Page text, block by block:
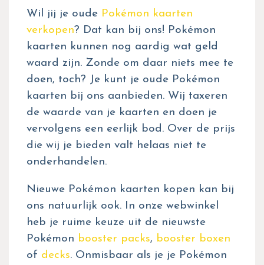
Wil jij je oude Pokémon kaarten
verkopen? Dat kan bij ons! Pokémon
kaarten kunnen nog aardig wat geld
waard zijn. Zonde om daar niets mee te
doen, toch? Je kunt je oude Pokémon
kaarten bij ons aanbieden. Wij taxeren
de waarde van je kaarten en doen je
vervolgens een eerlijk bod. Over de prijs
die wij je bieden valt helaas niet te
onderhandelen.
Nieuwe Pokémon kaarten kopen kan bij
ons natuurlijk ook. In onze webwinkel
heb je ruime keuze uit de nieuwste
Pokémon booster packs, booster boxen
of decks. Onmisbaar als je je Pokémon